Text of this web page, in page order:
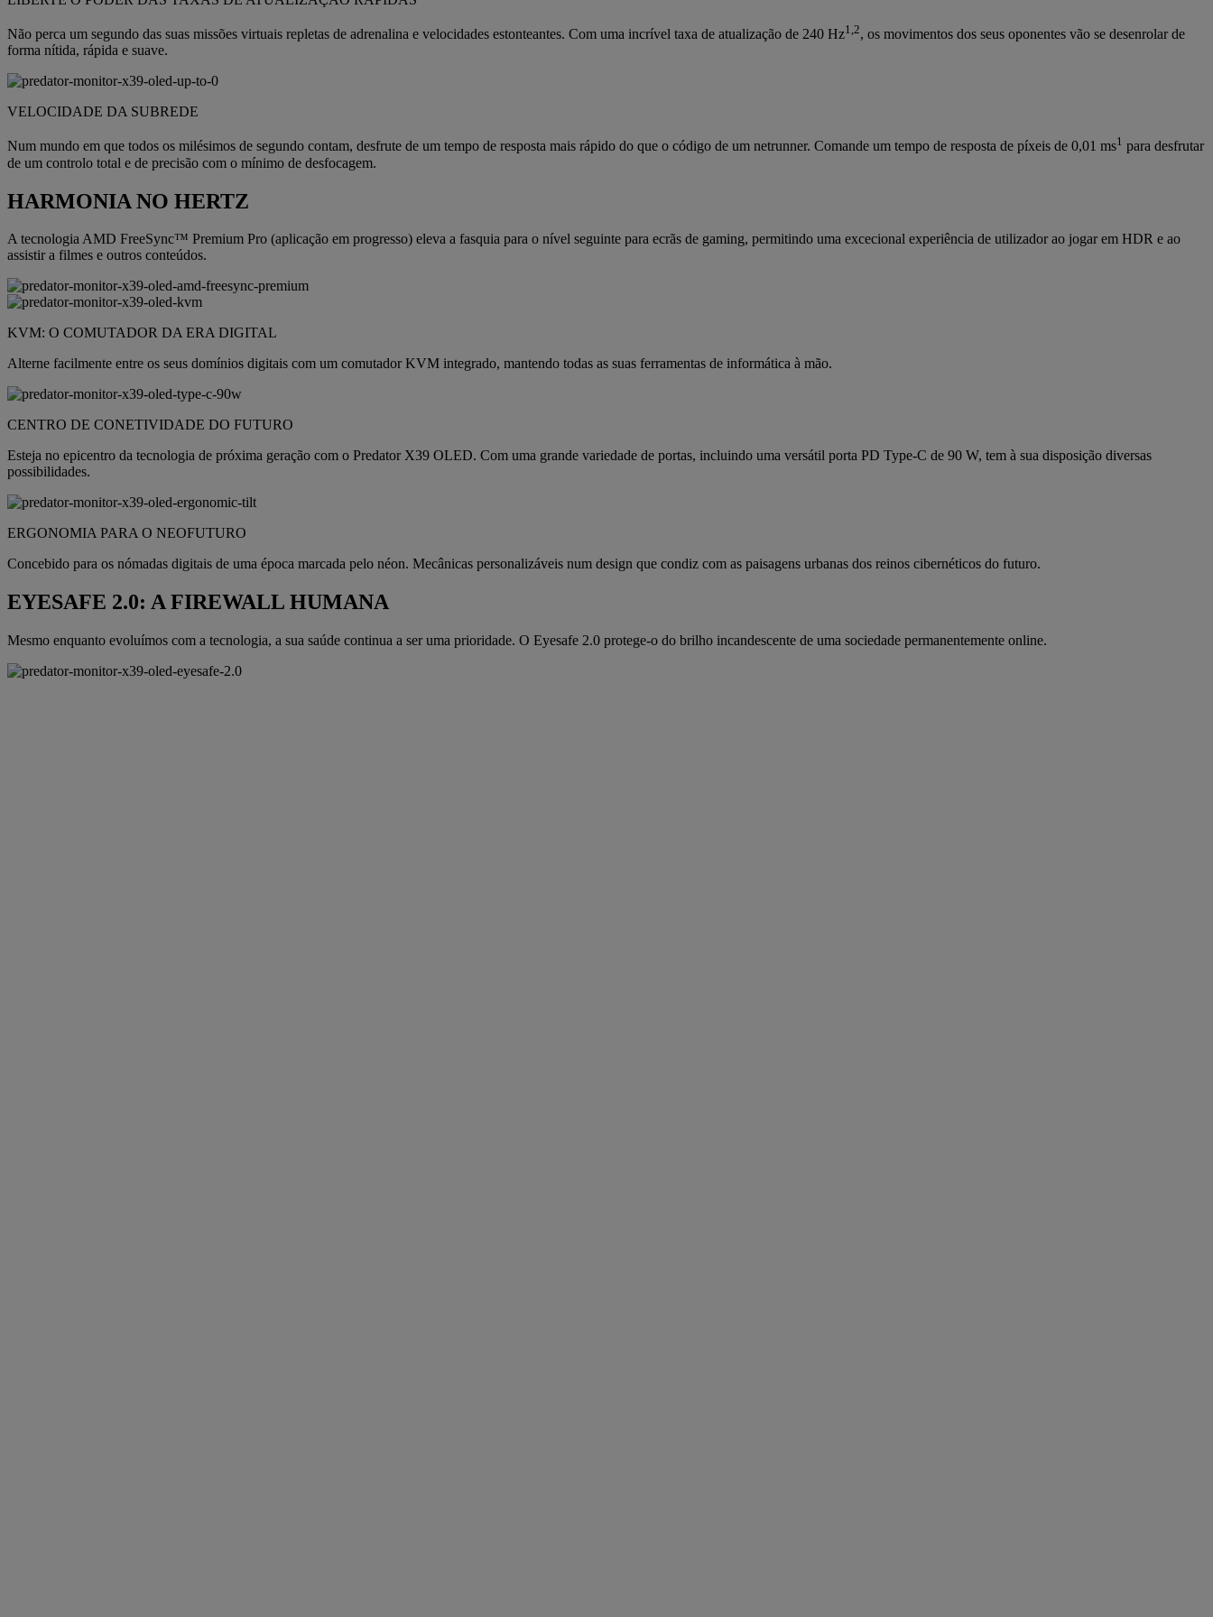
Não perca um segundo das suas missões virtuais repletas de adrenalina e velocidades estonteantes. Com uma incrível taxa de atualização de 240 Hz1,2, os movimentos dos seus oponentes vão se desenrolar de
forma nítida, rápida e suave.
VELOCIDADE DA SUBREDE
Num mundo em que todos os milésimos de segundo contam, desfrute de um tempo de resposta mais rápido do que o código de um netrunner. Comande um tempo de resposta de píxeis de 0,01 ms1 para desfrutar
de um controlo total e de precisão com o mínimo de desfocagem.
HARMONIA NO HERTZ
A tecnologia AMD FreeSync™ Premium Pro (aplicação em progresso) eleva a fasquia para o nível seguinte para ecrãs de gaming, permitindo uma excecional experiência de utilizador ao jogar em HDR e ao
assistir a filmes e outros conteúdos.
KVM: O COMUTADOR DA ERA DIGITAL
Alterne facilmente entre os seus domínios digitais com um comutador KVM integrado, mantendo todas as suas ferramentas de informática à mão.
CENTRO DE CONETIVIDADE DO FUTURO
Esteja no epicentro da tecnologia de próxima geração com o Predator X39 OLED. Com uma grande variedade de portas, incluindo uma versátil porta PD Type-C de 90 W, tem à sua disposição diversas
possibilidades.
ERGONOMIA PARA O NEOFUTURO
Concebido para os nómadas digitais de uma época marcada pelo néon. Mecânicas personalizáveis num design que condiz com as paisagens urbanas dos reinos cibernéticos do futuro.
EYESAFE 2.0: A FIREWALL HUMANA
Mesmo enquanto evoluímos com a tecnologia, a sua saúde continua a ser uma prioridade. O Eyesafe 2.0 protege-o do brilho incandescente de uma sociedade permanentemente online.